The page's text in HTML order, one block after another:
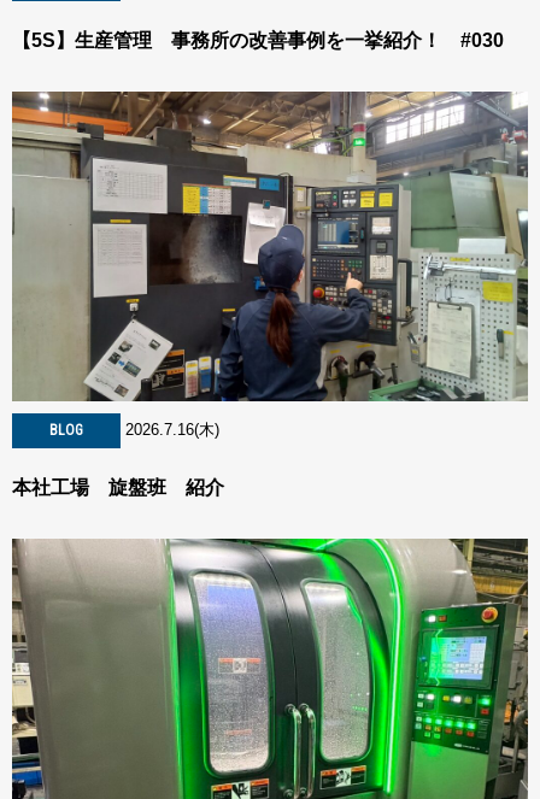
【5S】生産管理 事務所の改善事例を一挙紹介！ #030
BLOG 2026.7.16(木)
本社工場 旋盤班 紹介